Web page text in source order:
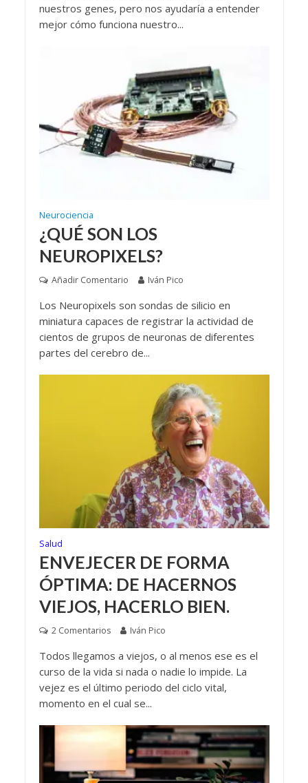
nuestros genes, pero nos ayudaría a entender
mejor cómo funciona nuestro...
Neurociencia
¿QUÉ SON LOS
NEUROPIXELS?
Añadir Comentario Iván Pico
Los Neuropixels son sondas de silicio en
miniatura capaces de registrar la actividad de
cientos de grupos de neuronas de diferentes
partes del cerebro de...
Salud
ENVEJECER DE FORMA
ÓPTIMA: DE HACERNOS
VIEJOS, HACERLO BIEN.
2 Comentarios Iván Pico
Todos llegamos a viejos, o al menos ese es el
curso de la vida si nada o nadie lo impide. La
vejez es el último periodo del ciclo vital,
momento en el cual se...